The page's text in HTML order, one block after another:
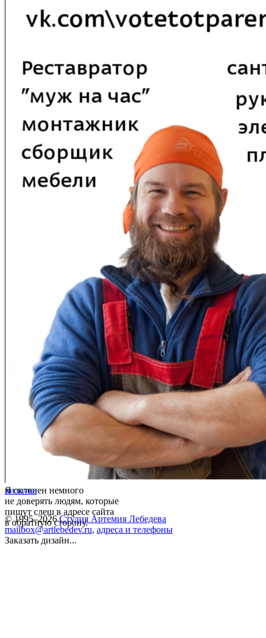
Я склонен немного
не доверять людям, которые
пишут слеш в адресе сайта
в обратную сторону.
визитка
© 1995–2026 Студия Артемия Лебедева
mailbox@artlebedev.ru, адреса и телефоны
Заказать дизайн...